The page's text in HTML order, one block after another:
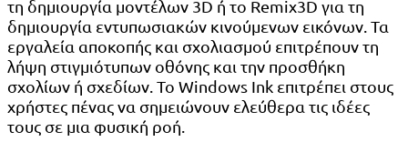
τη δημιουργία μοντέλων 3D ή το Remix3D για τη
δημιουργία εντυπωσιακών κινούμενων εικόνων. Τα
εργαλεία αποκοπής και σχολιασμού επιτρέπουν τη
λήψη στιγμιότυπων οθόνης και την προσθήκη
σχολίων ή σχεδίων. Το Windows Ink επιτρέπει στους
χρήστες πένας να σημειώνουν ελεύθερα τις ιδέες
τους σε μια φυσική ροή.